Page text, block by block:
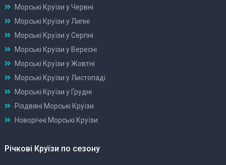
Морські Круїзи у Червні
Морські Круїзи у Липні
Морські Круїзи у Серпні
Морські Круїзи у Вересні
Морські Круїзи у Жовтні
Морські Круїзи у Листопаді
Морські Круїзи у Грудні
Різдвяні Морські Круїзи
Новорічні Морські Круїзи
Річкові Круїзи по сезону